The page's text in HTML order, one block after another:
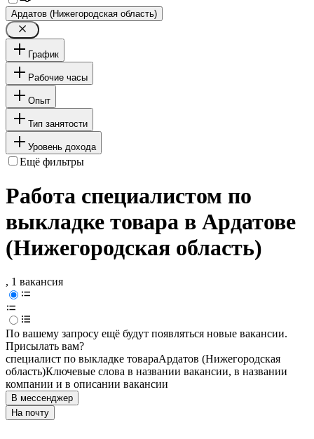
Ардатов (Нижегородская область)
График
Рабочие часы
Опыт
Тип занятости
Уровень дохода
Ещё фильтры
Работа специалистом по
выкладке товара в Ардатове
(Нижегородская область)
, 1 вакансия
По вашему запросу ещё будут появляться новые вакансии.
Присылать вам?
специалист по выкладке товараАрдатов (Нижегородская
область)Ключевые слова в названии вакансии, в названии
компании и в описании вакансии
В мессенджер
На почту